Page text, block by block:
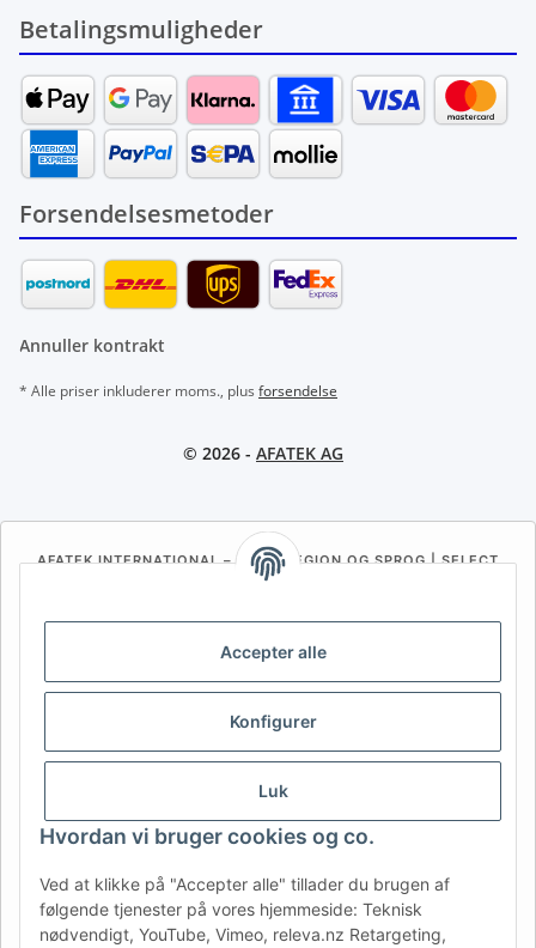
Accepter alle
Konfigurer
Luk
Hvordan vi bruger cookies og co.
Ved at klikke på "Accepter alle" tillader du brugen af
følgende tjenester på vores hjemmeside: Teknisk
nødvendigt, YouTube, Vimeo, releva.nz Retargeting,
Betalingsmuligheder
Forsendelsesmetoder
Annuller kontrakt
* Alle priser inkluderer moms., plus forsendelse
© 2026 - AFATEK AG
AFATEK INTERNATIONAL – VÆLG REGION OG SPROG | SELECT
REGION & LANGUAGE | CHOISIR LA RÉGION ET LA LANGUE
DE AT CH (DE) CH (FR)
ES
UK NZ USA MX PT
CZ
RO HR
AFATEK Danmark| Din specialist i reservedele til trailere